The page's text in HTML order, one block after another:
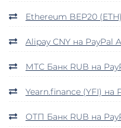
Ethereum BEP20
Alipay CNY на PayPal
МТС Банк RUB на
Yearn.finance (YFI) на
ОТП Банк RUB на